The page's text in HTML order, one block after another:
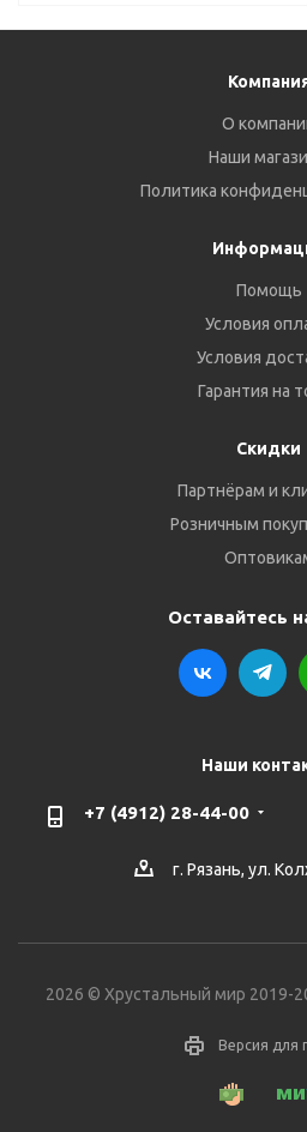
О
Наши
Политика
Помощь
Условия
Условия
Гарантия на
Скидки
Партнёрам и
Розничным
Оставайтесь
Наши
+7 (4912) 28-44-00
г. Рязань, ул.
2026 © Хрустальный мир 2019-
Версия для